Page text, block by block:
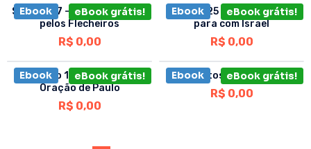
Ebook eBook grátis!
Sermão 17 – José é Atacado
pelos Flecheiros
R$ 0,00
Ebook eBook grátis!
Sermão 25 • O Nosso Dever
para com Israel
R$ 0,00
Ebook eBook grátis!
Sermão 16 – A Primeira
Oração de Paulo
R$ 0,00
Ebook eBook grátis!
Contos Preciosos
R$ 0,00